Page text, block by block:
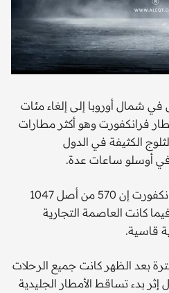
شمال أوروبا إلى إلغاء مئات
فرانكفورت وهو أكثر مطارات
الكثيفة في الدول
في أوسلو ساعات عدة.
وقال متحدث باسم مطار فرانكفورت إن 570 من أصل 1047
كانت العاصمة التجارية
قاسية.
بعد الظهر كانت جميع الرحلات
بدء تساقط الأمطار الجليدية